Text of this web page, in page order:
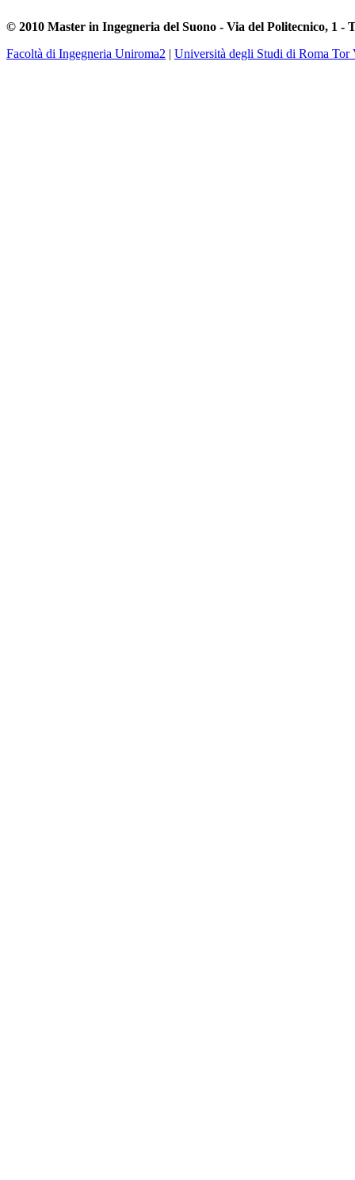
© 2010 Master in Ingegneria del Suono - Via del Politecnico, 1 -
Facoltà di Ingegneria Uniroma2 | Università degli Studi di Roma Tor